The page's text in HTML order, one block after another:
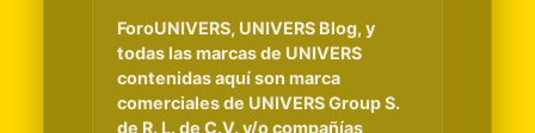
ForoUNIVERS, UNIVERS Blog, y
todas las marcas de UNIVERS
contenidas aquí son marca
comerciales de UNIVERS Group S.
de R. L. de C.V. y/o compañías